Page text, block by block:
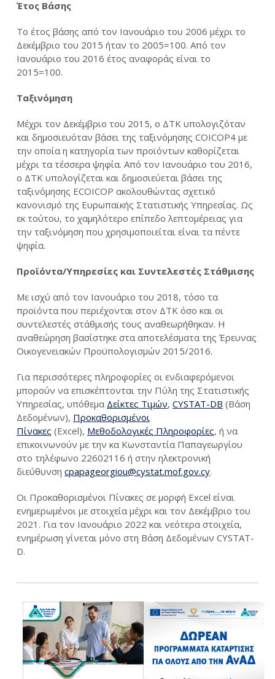
Έτος Βάσης
Το έτος βάσης από τον Ιανουάριο του 2006 μέχρι το
Δεκέμβριο του 2015 ήταν το 2005=100. Από τον
Ιανουάριο του 2016 έτος αναφοράς είναι το
2015=100.
Ταξινόμηση
Μέχρι τον Δεκέμβριο του 2015, ο ΔΤΚ υπολογιζόταν
και δημοσιευόταν βάσει της ταξινόμησης COICOP4 με
την οποία η κατηγορία των προϊόντων καθορίζεται
μέχρι τα τέσσερα ψηφία. Από τον Ιανουάριο του 2016,
ο ΔΤΚ υπολογίζεται και δημοσιεύεται βάσει της
ταξινόμησης ECOICOP ακολουθώντας σχετικό
κανονισμό της Ευρωπαϊκής Στατιστικής Υπηρεσίας. Ως
εκ τούτου, το χαμηλότερο επίπεδο λεπτομέρειας για
την ταξινόμηση που χρησιμοποιείται είναι τα πέντε
ψηφία.
Προϊόντα/Υπηρεσίες και Συντελεστές Στάθμισης
Με ισχύ από τον Ιανουάριο του 2018, τόσο τα
προϊόντα που περιέχονται στον ΔΤΚ όσο και οι
συντελεστές στάθμισής τους αναθεωρήθηκαν. Η
αναθεώρηση βασίστηκε στα αποτελέσματα της Έρευνας
Οικογενειακών Προϋπολογισμών 2015/2016.
Για περισσότερες πληροφορίες οι ενδιαφερόμενοι
μπορούν να επισκέπτονται την Πύλη της Στατιστικής
Υπηρεσίας, υπόθεμα Δείκτες Τιμών, CYSTAT-DB (Βάση
Δεδομένων), Προκαθορισμένοι
Πίνακες (Excel), Μεθοδολογικές Πληροφορίες, ή να
επικοινωνούν με την κα Κωνσταντία Παπαγεωργίου
στο τηλέφωνο 22602116 ή στην ηλεκτρονική
διεύθυνση cpapageorgiou@cystat.mof.gov.cy.
Οι Προκαθορισμένοι Πίνακες σε μορφή Excel είναι
ενημερωμένοι με στοιχεία μέχρι και τον Δεκέμβριο του
2021. Για τον Ιανουάριο 2022 και νεότερα στοιχεία,
ενημέρωση γίνεται μόνο στη Βάση Δεδομένων CYSTAT-
D.